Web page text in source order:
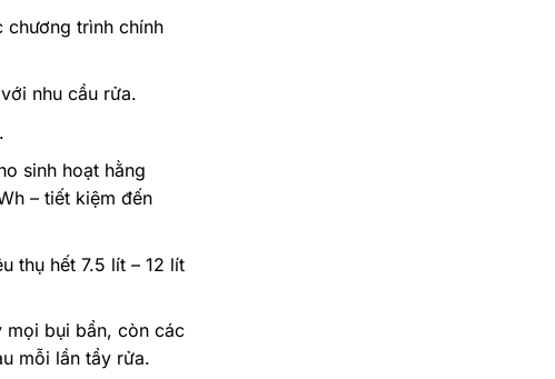
chương trình chính
nhu cầu rửa.
sinh hoạt hằng
– tiết kiệm đến
thụ hết 7.5 lít – 12 lít
mọi bụi bẩn, còn các
mỗi lần tẩy rửa.